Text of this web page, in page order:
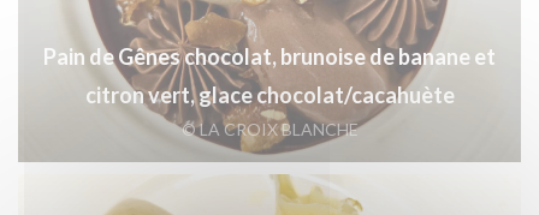
Pain de Gênes chocolat, brunoise de banane et
citron vert, glace chocolat/cacahuète
© LA CROIX BLANCHE